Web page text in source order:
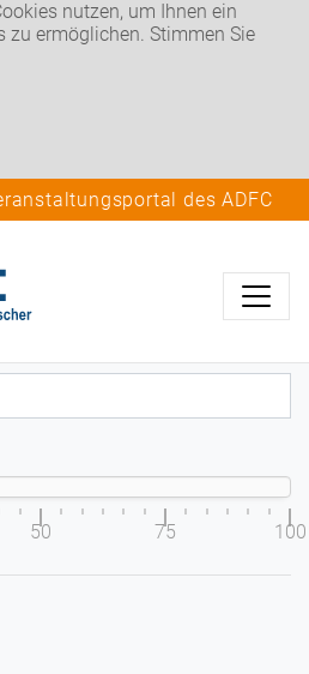
nutzen, um Ihnen ein
zu ermöglichen. Stimmen Sie
des ADFC
50 75 100